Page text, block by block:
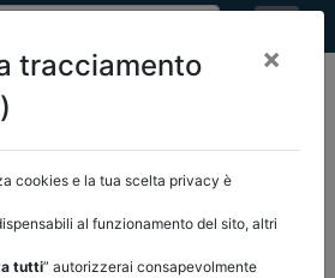
tracciamento
×
cookies e la tua scelta privacy è
al funzionamento del sito, altri
tutti” autorizzerai consapevolmente